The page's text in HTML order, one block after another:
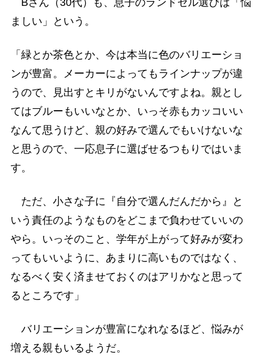
ましい」という。
「緑とか茶色とか、今は本当に色のバリエーショ
ンが豊富。メーカーによってもラインナップが違
うので、見出すとキリがないんですよね。親とし
てはブルーもいいなとか、いっそ赤もカッコいい
なんて思うけど、親の好みで選んでもいけないな
と思うので、一応息子に選ばせるつもりではいま
す。
ただ、小さな子に『自分で選んだんだから』と
いう責任のようなものをどこまで負わせていいの
やら。いっそのこと、学年が上がって好みが変わ
ってもいいように、あまりに高いものではなく、
なるべく安く済ませておくのはアリかなと思って
るところです」
バリエーションが豊富になれなるほど、悩みが
増える親もいるようだ。